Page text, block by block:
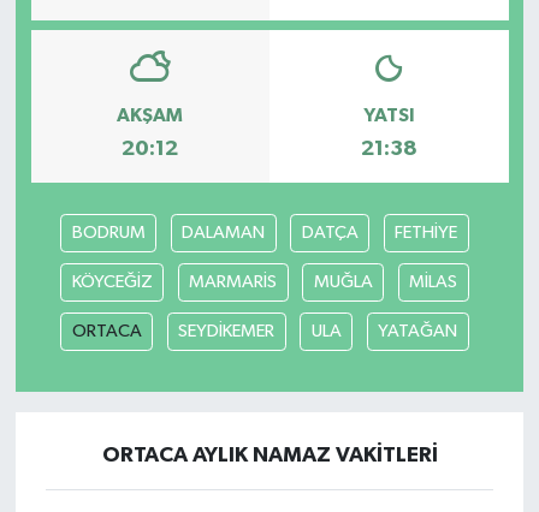
AKŞAM
20:12
YATSI
21:38
BODRUM DALAMAN DATÇA FETHİYE
KÖYCEĞİZ MARMARİS MUĞLA MİLAS
ORTACA SEYDİKEMER ULA YATAĞAN
ORTACA AYLIK NAMAZ VAKITLERI